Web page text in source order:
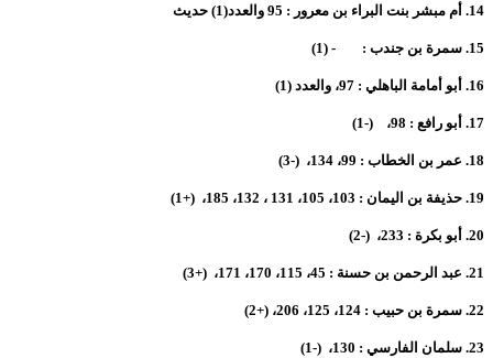
14. أم مبشر بنت البراء بن معرور : 95 والعدد(1) حديث
15. سمرة بن جندب : - (1)
16. أبو أمامة الباهلي : 97، والعدد (1)
17. أبو رافع : 98، (-1)
18. عمر بن الخطاب : 99، 134، (-3)
19. حذيفة بن اليمان : 103، 105، 131 ، 132، 185، (+1)
20. أبو بكرة : 233، (-2)
21. عبد الرحمن بن حسنة : 45، 115، 170، 171، (+3)
22. سمرة بن حبيب : 124، 125، 206، (+2)
23. سلمان الفارسي : 130، (-1)